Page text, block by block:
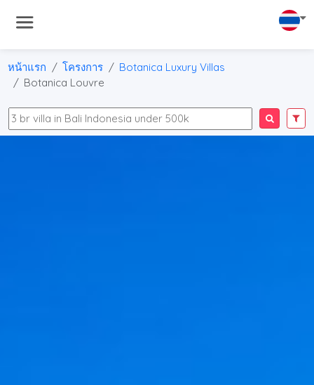
หน้าแรก โครงการ
Botanica Luxury Villas
Botanica Louvre